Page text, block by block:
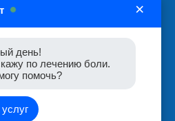
×
день!
по лечению боли.
помочь?